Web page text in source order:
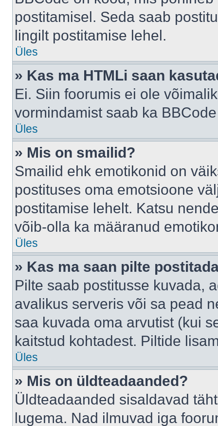
postitamisel. Seda saab
lingilt postitamise lehel.
Üles
» Kas ma HTMLi saan
Ei. Siin foorumis ei ole
vormindamist saab ka
Üles
» Mis on smailid?
Smailid ehk emotikonid on
postituses oma emotsioone
postitamise lehelt. Katsu
võib-olla ka määranud
Üles
» Kas ma saan pilte
Pilte saab postitusse kuvada,
avalikus serveris või sa pead
saa kuvada oma arvutist (kui
kaitstud kohtadest. Piltide
Üles
» Mis on üldteadaanded?
Üldteadaanded sisaldavad
lugema. Nad ilmuvad iga